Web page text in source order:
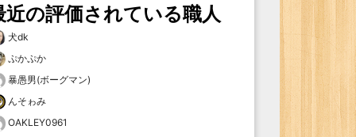
近の評価されている職人
犬dk
ぷかぷか
暴愚男(ボーグマン)
んそゎみ
OAKLEY0961